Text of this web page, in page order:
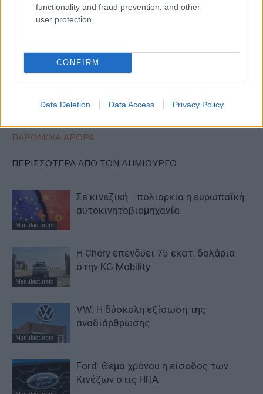
functionality and fraud prevention, and other
user protection.
CONFIRM
Data Deletion Data Access Privacy Policy
Kosmocar: Νέα Head of
Marketing, Communications &
ΠΑΡΟΜΟΙΑ ΑΡΘΡΑ
ΠΕΡΙΣΣΟΤΕΡΑ ΑΠΟ ΤΟΝ ΔΗΜΙΟΥΡΓΟ
Manufacturers
Σε κινεζική… πολιορκία η ευρωπαϊκή
αυτοκινητοβιομηχανία
Manufacturers
Η Chery επενδύει 75 εκατ. δολάρια
στην KG Mobility
Manufacturers
VW: Η δύσκολη εξίσωση της
αναδιάρθρωσης
Ford: Θέμα χρόνου η είσοδος των
Κινέζων στις ΗΠΑ